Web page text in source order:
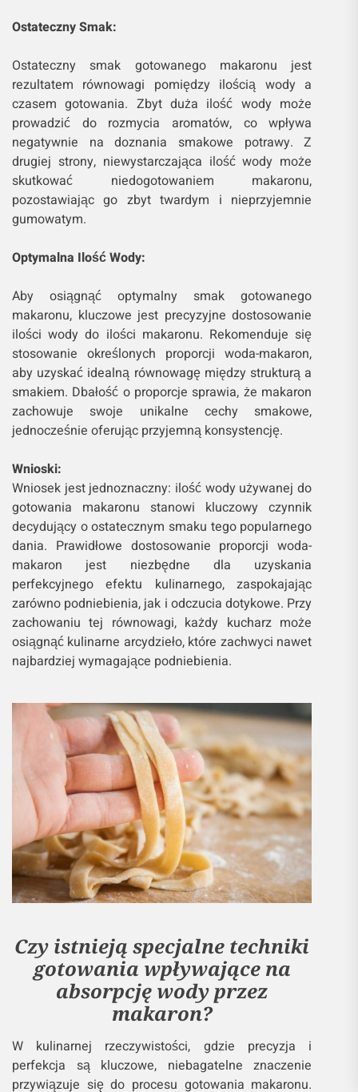
Ostateczny Smak:
Ostateczny smak gotowanego makaronu jest
rezultatem równowagi pomiędzy ilością wody a
czasem gotowania. Zbyt duża ilość wody może
prowadzić do rozmycia aromatów, co wpływa
negatywnie na doznania smakowe potrawy. Z
drugiej strony, niewystarczająca ilość wody może
skutkować niedogotowaniem makaronu,
pozostawiając go zbyt twardym i nieprzyjemnie
gumowatym.
Optymalna Ilość Wody:
Aby osiągnąć optymalny smak gotowanego
makaronu, kluczowe jest precyzyjne dostosowanie
ilości wody do ilości makaronu. Rekomenduje się
stosowanie określonych proporcji woda-makaron,
aby uzyskać idealną równowagę między strukturą a
smakiem. Dbałość o proporcje sprawia, że makaron
zachowuje swoje unikalne cechy smakowe,
jednocześnie oferując przyjemną konsystencję.
Wnioski:
Wniosek jest jednoznaczny: ilość wody używanej do
gotowania makaronu stanowi kluczowy czynnik
decydujący o ostatecznym smaku tego popularnego
dania. Prawidłowe dostosowanie proporcji woda-
makaron jest niezbędne dla uzyskania
perfekcyjnego efektu kulinarnego, zaspokajając
zarówno podniebienia, jak i odczucia dotykowe. Przy
zachowaniu tej równowagi, każdy kucharz może
osiągnąć kulinarne arcydzieło, które zachwyci nawet
najbardziej wymagające podniebienia.
Czy istnieją specjalne techniki
gotowania wpływające na
absorpcję wody przez
makaron?
W kulinarnej rzeczywistości, gdzie precyzja i
perfekcja są kluczowe, niebagatelne znaczenie
przywiązuje się do procesu gotowania makaronu.